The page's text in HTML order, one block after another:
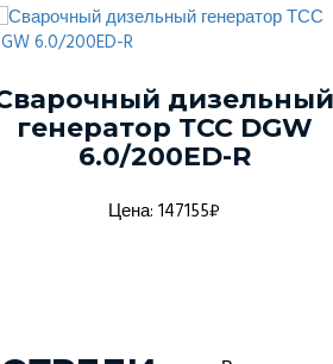
дизельный
генератор ТСС DGW
6.0/200ED-R
Цена: 147155₽